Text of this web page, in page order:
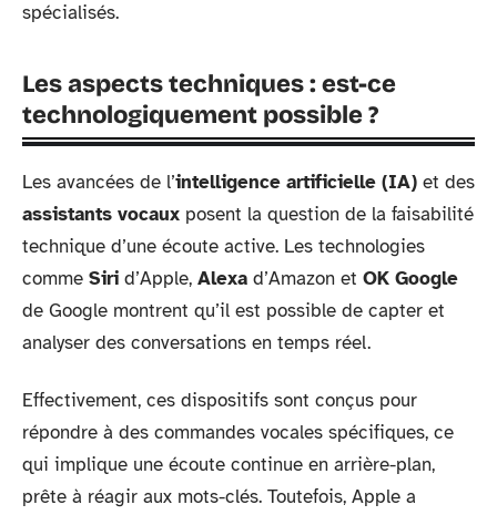
spécialisés.
Les aspects techniques : est-ce
technologiquement possible ?
Les avancées de l’intelligence artificielle (IA) et des
assistants vocaux posent la question de la faisabilité
technique d’une écoute active. Les technologies
comme Siri d’Apple, Alexa d’Amazon et OK Google
de Google montrent qu’il est possible de capter et
analyser des conversations en temps réel.
Effectivement, ces dispositifs sont conçus pour
répondre à des commandes vocales spécifiques, ce
qui implique une écoute continue en arrière-plan,
prête à réagir aux mots-clés. Toutefois, Apple a